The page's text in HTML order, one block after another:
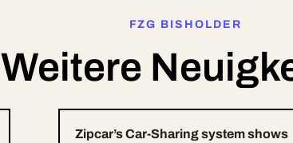
FZG BISHOLDER
Weitere
Zipcar’s Car-Sharing system shows